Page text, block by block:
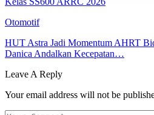
Otomotif
HUT Astra Jadi Momentum AHRT
Danica Andalkan Kecepatan…
Leave A Reply
Your email address will not be